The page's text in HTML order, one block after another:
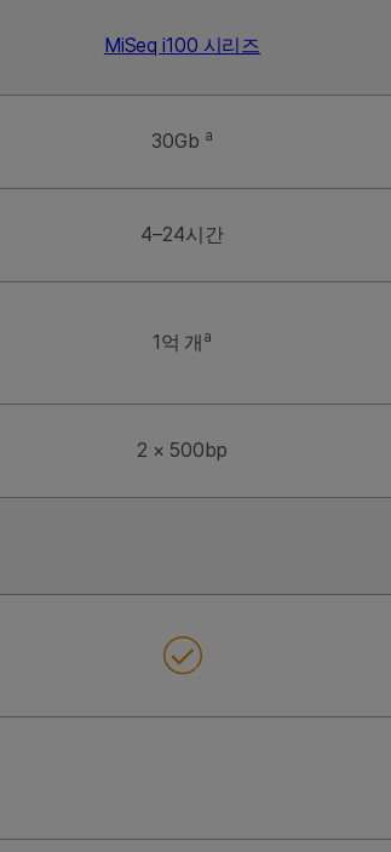
MiSeq i100 시리즈
30Gb a
4–24시간
1억 개 a
2 × 500bp